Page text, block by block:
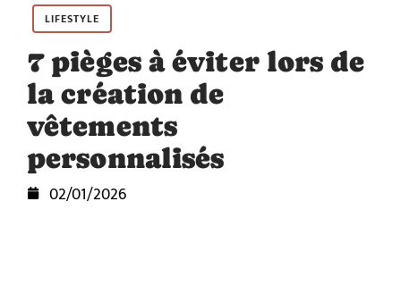
LIFESTYLE
7 pièges à éviter lors de
la création de
vêtements
personnalisés
02/01/2026